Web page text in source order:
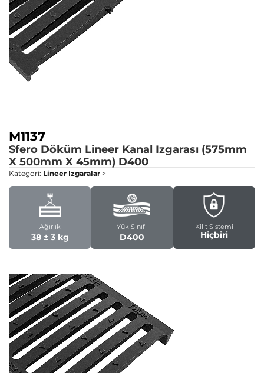
M1137
Sfero Döküm Lineer Kanal Izgarası (575mm
X 500mm X 45mm) D400
Kategori: Lineer Izgaralar >
Ağırlık
38 ± 3 kg
Yük Sınıfı
D400
Kilit Sistemi
Hiçbiri